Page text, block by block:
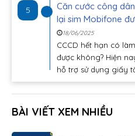
5
Căn cước công
lại sim Mobifone
18/06/2025
CCCD hết hạn có
được không? Hiện
hỗ trợ sử dụng giấy
BÀI VIẾT XEM NHIỀU